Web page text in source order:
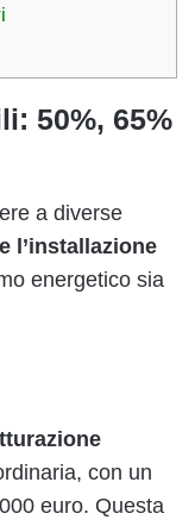
50%, 65%
a diverse
l’installazione
energetico sia
con un
euro. Questa